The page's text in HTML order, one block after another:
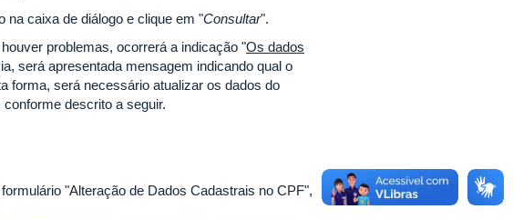
na caixa de diálogo e clique em "Consultar".
problemas, ocorrerá a indicação "Os dados
será apresentada mensagem indicando qual o
forma, será necessário atualizar os dados do
descrito a seguir.
"Alteração de Dados Cadastrais no CPF",